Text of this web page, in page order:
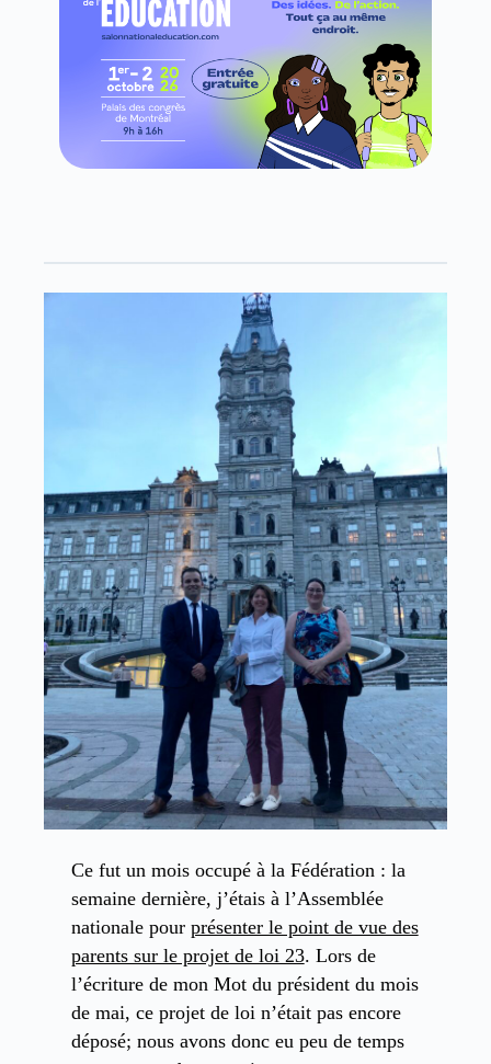
Ce fut un mois occupé à la Fédération : la
semaine dernière, j’étais à l’Assemblée
nationale pour présenter le point de vue des
parents sur le projet de loi 23. Lors de
l’écriture de mon Mot du président du mois
de mai, ce projet de loi n’était pas encore
déposé; nous avons donc eu peu de temps